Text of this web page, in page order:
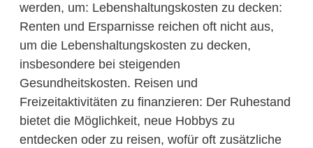
werden, um: Lebenshaltungskosten zu decken:
Renten und Ersparnisse reichen oft nicht aus,
um die Lebenshaltungskosten zu decken,
insbesondere bei steigenden
Gesundheitskosten. Reisen und
Freizeitaktivitäten zu finanzieren: Der Ruhestand
bietet die Möglichkeit, neue Hobbys zu
entdecken oder zu reisen, wofür oft zusätzliche